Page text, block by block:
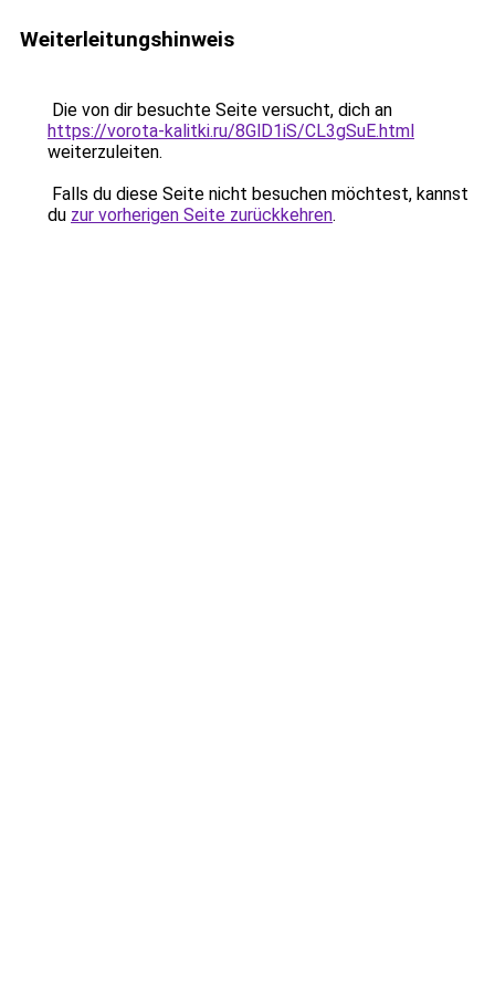
Weiterleitungshinweis
Die von dir besuchte Seite versucht, dich an
https://vorota-kalitki.ru/8GlD1iS/CL3gSuE.html
weiterzuleiten.
Falls du diese Seite nicht besuchen möchtest, kannst
du zur vorherigen Seite zurückkehren.